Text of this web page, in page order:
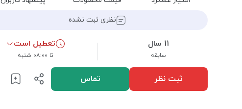
نظری ثبت نشده
۱۱ سال
سابقه
تعطیل است
تا ۰۸:۰۰ شنبه
ثبت نظر تماس